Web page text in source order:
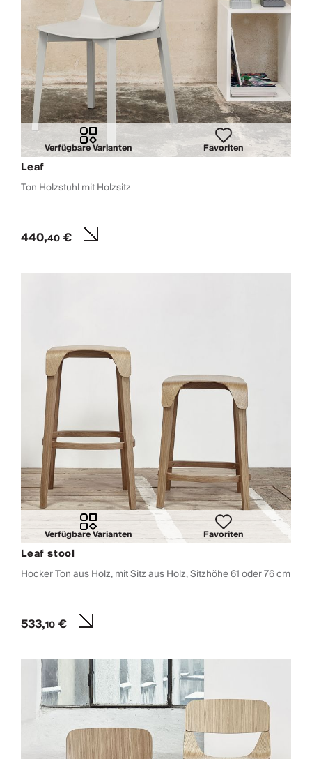
Verfügbare Varianten Favoriten
Leaf
Ton Holzstuhl mit Holzsitz
440,40€
Verfügbare Varianten Favoriten
Leaf stool
Hocker Ton aus Holz, mit Sitz aus Holz, Sitzhöhe 61 oder 76 cm
533,10€